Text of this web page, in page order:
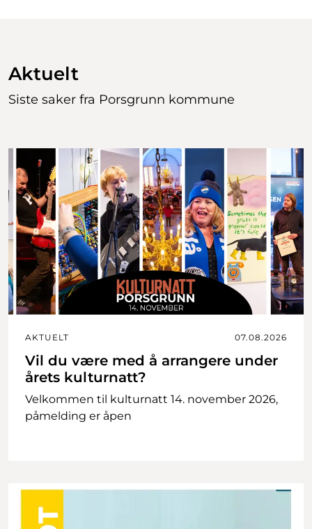
Aktuelt
Siste saker fra Porsgrunn kommune
AKTUELT 07.08.2026
Vil du være med å arrangere under
årets kulturnatt?
Velkommen til kulturnatt 14. november 2026,
påmelding er åpen